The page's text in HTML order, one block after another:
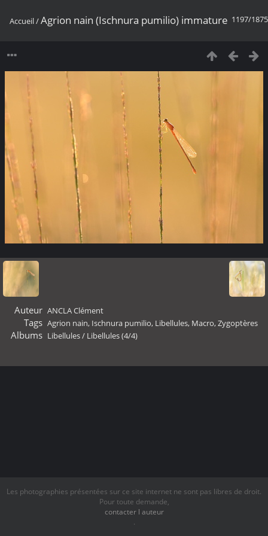
1197/1875
Accueil/Agrion nain (Ischnura pumilio) immature
Auteur ANCLA Clément
Tags Agrion nain, Ischnura pumilio, Libellules, Macro,Zygoptères
Albums Libellules/ Libellules (4/4)
Les photographies présentées sur ce site internet ne sont pas libres de droit.
Pour toute demande,
contacter l auteur
.